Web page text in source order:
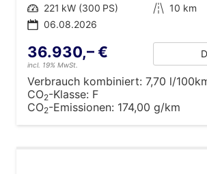
Leistung 221 kW (300 PS) Kilometerstand 10 km
06.08.2026
36.930,– €
incl. 19% MwSt.
Verbrauch kombiniert: 7,70 l/
CO2-Klasse: F
CO2-Emissionen: 174,00 g/km